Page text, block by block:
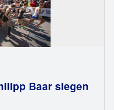
Baar siegen